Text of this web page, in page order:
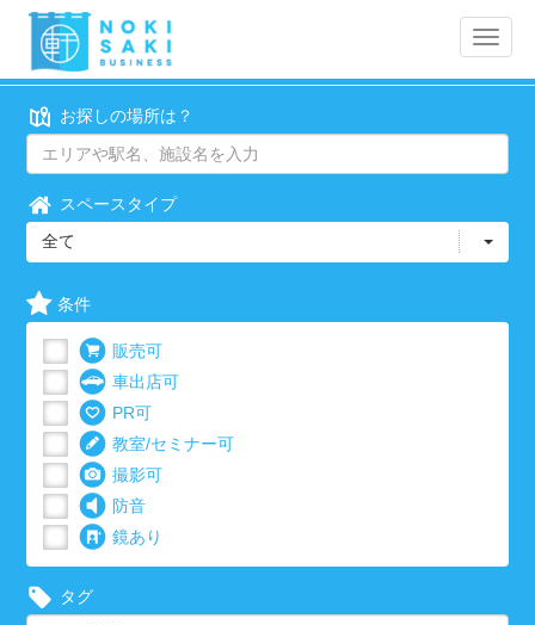
Toggle
お探しの場所は？
スペースタイプ
全て
条件
販売可
車出店可
PR可
教室/セミナー可
撮影可
防音
鏡あり
タグ